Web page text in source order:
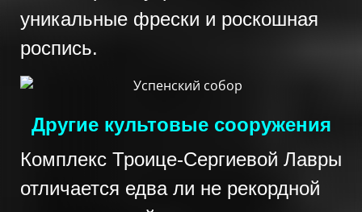
уникальные фрески и роскошная
роспись.
Другие культовые сооружения
Комплекс Троице-Сергиевой Лавры
отличается едва ли не рекордной